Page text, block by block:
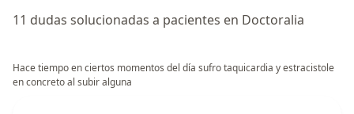
11 dudas solucionadas a pacientes en Doctoralia
Hace tiempo en ciertos momentos del día sufro taquicardia y estracistole
en concreto al subir alguna